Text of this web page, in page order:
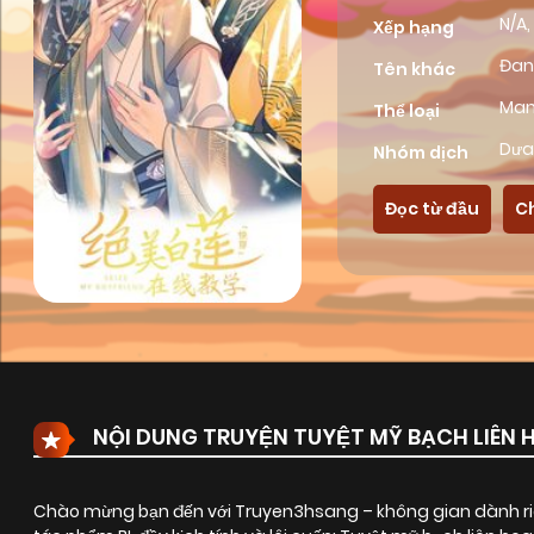
Xếp hạng
N/
Tên khác
Thể loại
Nhóm dịch
Đọc từ đầu
NỘI DUNG TRUYỆN TUYỆT MỸ BẠCH LIÊN
Chào mừng bạn đến với Truyen3hsang – không gian dành